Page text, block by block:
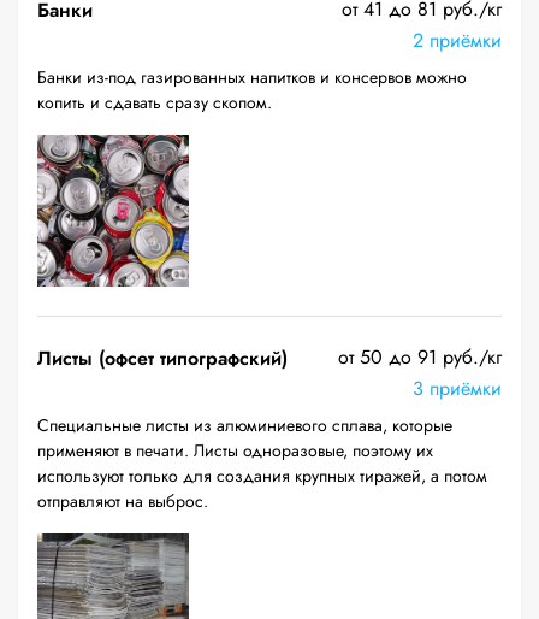
Банки
от 41 до 81 руб./кг
2 приёмки
Банки из-под газированных напитков и консервов можно
копить и сдавать сразу скопом.
Листы (офсет типографский)
от 50 до 91 руб./кг
3 приёмки
Специальные листы из алюминиевого сплава, которые
применяют в печати. Листы одноразовые, поэтому их
используют только для создания крупных тиражей, а потом
отправляют на выброс.